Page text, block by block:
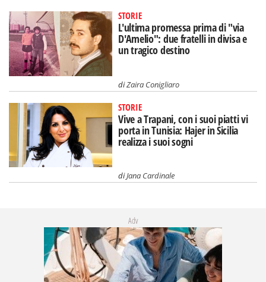
STORIE
L'ultima promessa prima di "via
D'Amelio": due fratelli in divisa e
un tragico destino
diZaira Conigliaro
STORIE
Vive a Trapani, con i suoi piatti vi
porta in Tunisia: Hajer in Sicilia
realizza i suoi sogni
diJana Cardinale
Adv